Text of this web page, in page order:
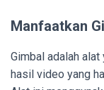
Manfaatkan
Gimbal adalah
hasil video yang